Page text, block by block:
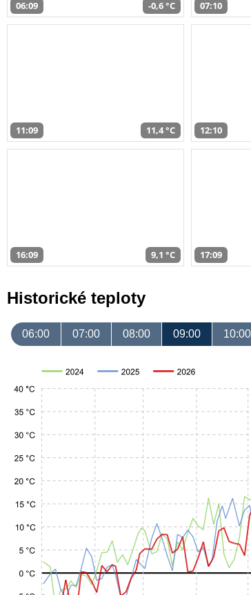
06:09 -0,6 °C 07:10
11:09 11,4 °C 12:10
16:09 9,1 °C 17:09
Historické teploty
06:00 07:00 08:00 09:00 10:00